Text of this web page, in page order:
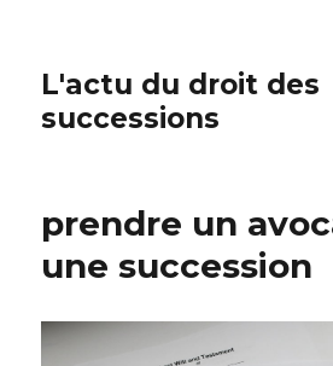
L'actu du droit des
successions
prendre un
une succession